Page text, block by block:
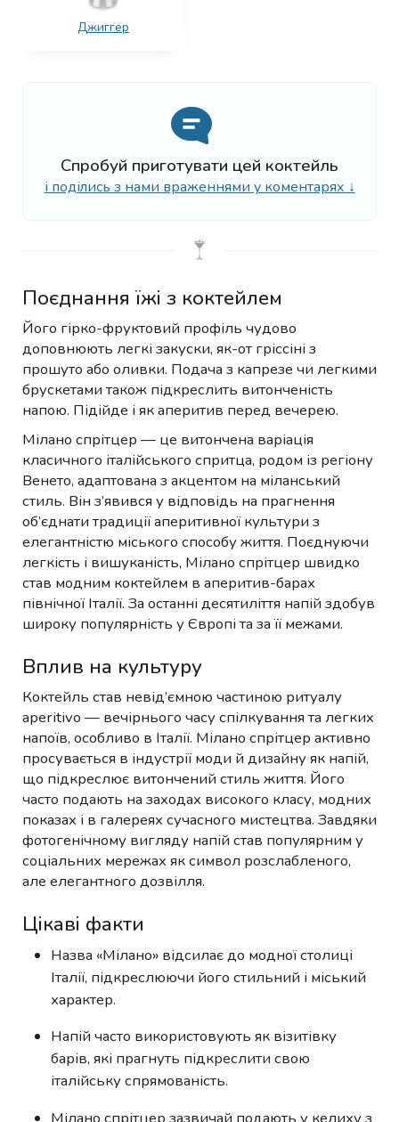
Джиггер
Спробуй приготувати цей коктейль
і поділись з нами враженнями у коментарях ↓
Поєднання їжі з коктейлем
Його гірко-фруктовий профіль чудово
доповнюють легкі закуски, як-от гріссіні з
прошуто або оливки. Подача з капрезе чи легкими
брускетами також підкреслить витонченість
напою. Підійде і як аперитив перед вечерею.
Мілано спрітцер — це витончена варіація
класичного італійського спритца, родом із регіону
Венето, адаптована з акцентом на міланський
стиль. Він з’явився у відповідь на прагнення
об’єднати традиції аперитивної культури з
елегантністю міського способу життя. Поєднуючи
легкість і вишуканість, Мілано спрітцер швидко
став модним коктейлем в аперитив-барах
північної Італії. За останні десятиліття напій здобув
широку популярність у Європі та за її межами.
Вплив на культуру
Коктейль став невід’ємною частиною ритуалу
aperitivo — вечірнього часу спілкування та легких
напоїв, особливо в Італії. Мілано спрітцер активно
просувається в індустрії моди й дизайну як напій,
що підкреслює витончений стиль життя. Його
часто подають на заходах високого класу, модних
показах і в галереях сучасного мистецтва. Завдяки
фотогенічному вигляду напій став популярним у
соціальних мережах як символ розслабленого,
але елегантного дозвілля.
Цікаві факти
Назва «Мілано» відсилає до модної столиці
Італії, підкреслюючи його стильний і міський
характер.
Напій часто використовують як візитівку
барів, які прагнуть підкреслити свою
італійську спрямованість.